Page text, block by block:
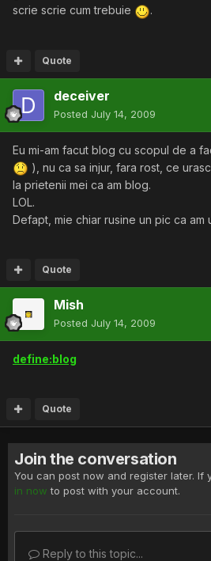
scrie scrie cum trebuie
.
Quote
deceiver
Posted July 14, 2009
Eu mi-am facut blog cu scopul de a
), nu ca sa injur, fara rost, ce
la prietenii mei ca am blog.
LOL.
Defapt, mie chiar rusine un pic ca am
Quote
Mish
Posted July 14, 2009
define:blog
Quote
Join the conversation
You can post now and register later. If
in now to post with your account.
Reply to this topic...